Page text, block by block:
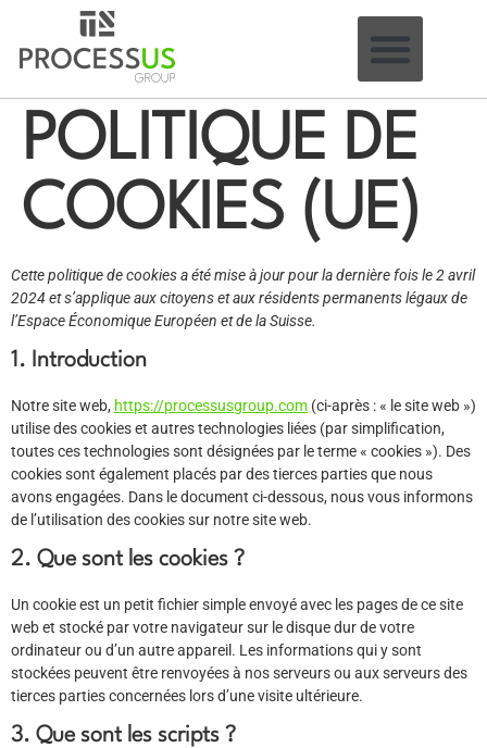
POLITIQUE DE
COOKIES (UE)
Cette politique de cookies a été mise à jour pour la dernière fois le 2 avril
2024 et s’applique aux citoyens et aux résidents permanents légaux de
l’Espace Économique Européen et de la Suisse.
1. Introduction
Notre site web, https://processusgroup.com (ci-après : « le site web »)
utilise des cookies et autres technologies liées (par simplification,
toutes ces technologies sont désignées par le terme « cookies »). Des
cookies sont également placés par des tierces parties que nous
avons engagées. Dans le document ci-dessous, nous vous informons
de l’utilisation des cookies sur notre site web.
2. Que sont les cookies ?
Un cookie est un petit fichier simple envoyé avec les pages de ce site
web et stocké par votre navigateur sur le disque dur de votre
ordinateur ou d’un autre appareil. Les informations qui y sont
stockées peuvent être renvoyées à nos serveurs ou aux serveurs des
tierces parties concernées lors d’une visite ultérieure.
3. Que sont les scripts ?